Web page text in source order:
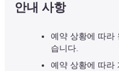
안내 사항
예약 상황에 따라
습니다.
예약 상황에 따라